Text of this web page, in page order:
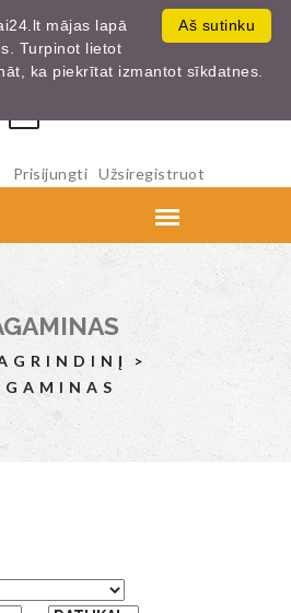
Užsiregistruot
Prisijungti
Aš sutinku
mājas lapā
Turpinot lietot
ka piekrītat izmantot sīkdatnes.